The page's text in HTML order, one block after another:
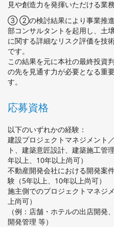
⾒や創造⼒を発揮いただける業務
③ ②の検討結果により事業推進
部コンサルタントを起⽤し、⼟
に関する詳細なリスク評価を技
です。
この結果を元に本社の最終投資
の先を⾒通す⼒が必要となる重
す。
応募資格
以下のいずれかの経験：
建設プロジェクトマネジメント
ト、建築意匠設計、建築施工管
年以上、10年以上尚可）
不動産開発会社における開発案
験（5年以上、10年以上尚可）
施主側でのプロジェクトマネジ
上尚可）
（例：店舗・ホテルの出店開
開発管理 等）